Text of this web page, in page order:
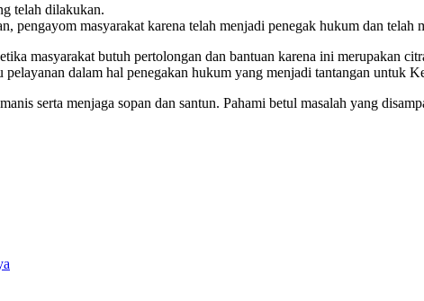
telah dilakukan.
masyarakat karena telah menjadi penegak hukum dan telah
masyarakat butuh pertolongan dan bantuan karena ini merupakan
dalam hal penegakan hukum yang menjadi tantangan untuk
serta menjaga sopan dan santun. Pahami betul masalah yang